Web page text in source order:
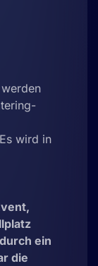
wird in
ein
die